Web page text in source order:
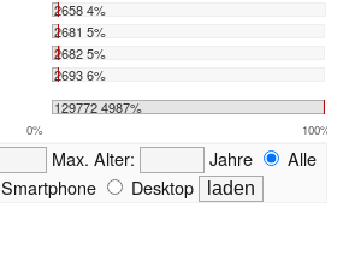
2658 4%
2681 5%
2682 5%
2693 6%
129772 4987%
0% 100%
Max. Alter: Jahre
Alle
Smartphone Desktop